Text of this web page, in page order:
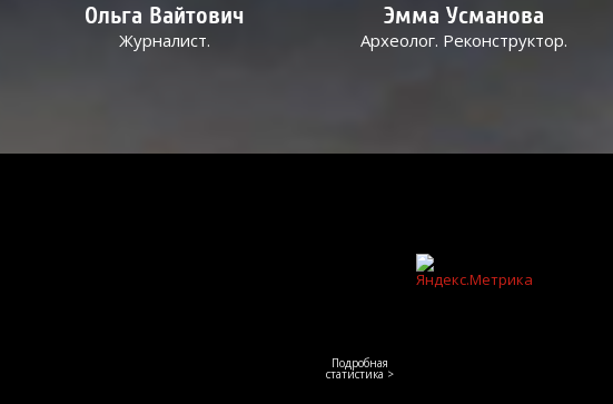
Ольга Вайтович
Журналист.
Эмма Усманова
Археолог. Реконструктор.
Подробная
статистика >